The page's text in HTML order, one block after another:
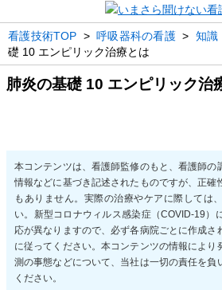
看護技術TOP > 呼吸器科の看護> 知識
礎 10 エンピリック治療とは
肺炎の基礎 10 エンピリック治